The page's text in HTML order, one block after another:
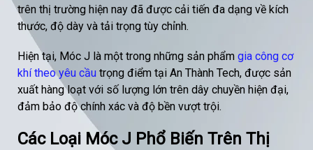
trên thị trường hiện nay đã được cải tiến đa dạng về kích
thước, độ dày và tải trọng tùy chỉnh.
Hiện tại, Móc J là một trong những sản phẩm gia công cơ
khí theo yêu cầu trọng điểm tại An Thành Tech, được sản
xuất hàng loạt với số lượng lớn trên dây chuyền hiện đại,
đảm bảo độ chính xác và độ bền vượt trội.
Các Loại Móc J Phổ Biến Trên Thị